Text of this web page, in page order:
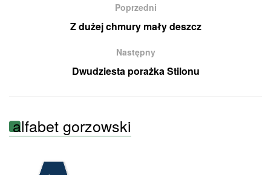
Poprzedni
Z dużej chmury mały deszcz
Następny
Dwudziesta porażka Stilonu
alfabet gorzowski